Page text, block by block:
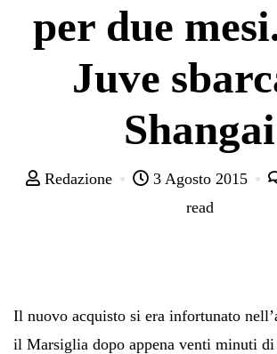
per due
Juve
Shangai
Redazione 3 Agosto 2015
read
Il nuovo acquisto si era infortunato
il Marsiglia dopo appena venti minuti